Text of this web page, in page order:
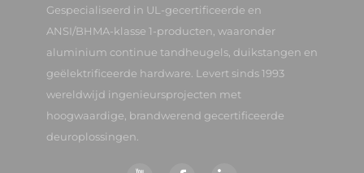
Gespecialiseerd in UL-gecertificeerde en
ANSI/BHMA-klasse 1-producten, waaronder
aluminium continue tandheugels, duikstangen en
geëlektrificeerde hardware. Levert sinds 1993
wereldwijd ingenieursprojecten met
hoogwaardige, brandwerend gecertificeerde
deuroplossingen.